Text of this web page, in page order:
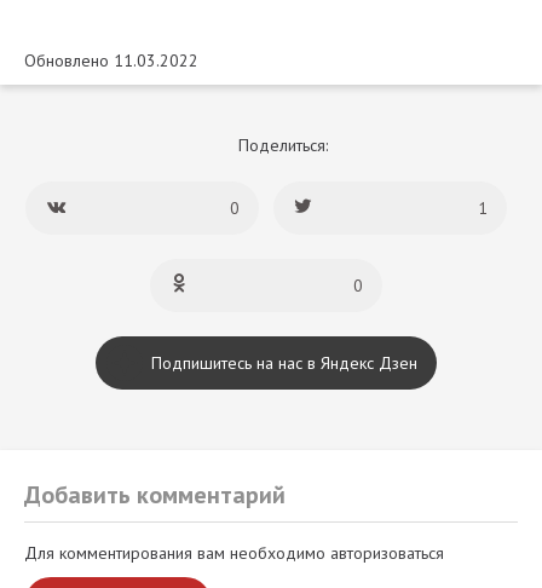
Обновлено 11.03.2022
Поделиться:
0 1
0
Подпишитесь на нас в Яндекс Дзен
Добавить комментарий
Для комментирования вам необходимо авторизоваться